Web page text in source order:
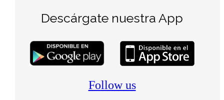
Descárgate nuestra App
Follow us